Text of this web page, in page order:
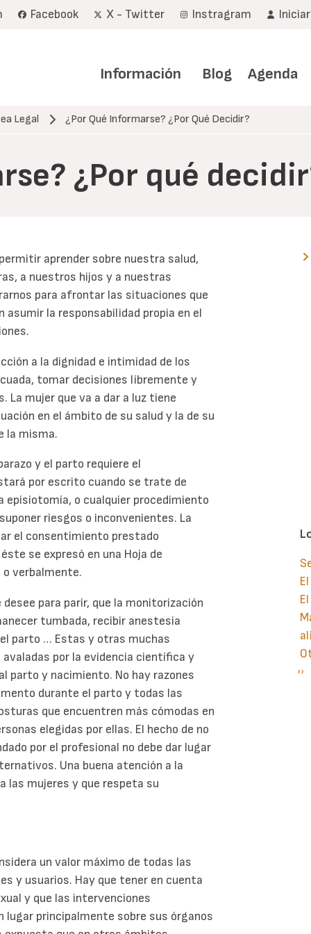
Facebook X - Twitter Instragram
Información Blog Agenda
Legal ¿Por Qué Informarse? ¿Por Qué Decidir?
¿Por qué
aprender sobre nuestra salud,
a nuestros hijos y a nuestras
para afrontar las situaciones que
la responsabilidad propia en el
a la dignidad e intimidad de los
tomar decisiones libremente y
mujer que va a dar a luz tiene
en el ámbito de su salud y la de su
la misma.
y el parto requiere el
por escrito cuando se trate de
episiotomía, o cualquier procedimiento
riesgos o inconvenientes. La
el consentimiento prestado
se expresó en una Hoja de
o verbalmente.
para parir, que la monitorización
tumbada, recibir anestesia
parto … Estas y otras muchas
por la evidencia científica y
parto y nacimiento. No hay razones
durante el parto y todas las
que encuentren más cómodas en
elegidas por ellas. El hecho de no
por el profesional no debe dar lugar
Una buena atención a la
las mujeres y que respeta su
un valor máximo de todas las
y usuarios. Hay que tener en cuenta
y que las intervenciones
principalmente sobre sus órganos
››